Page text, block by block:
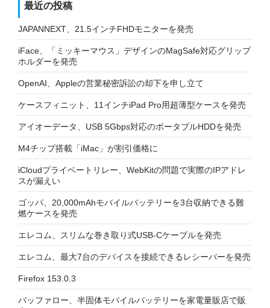
最近の投稿
JAPANNEXT、21.5インチFHDモニターを発売
iFace、「ミッキーマウス」デザインのMagSafe対応グリップ
ホルダーを発売
OpenAI、Appleの営業秘密訴訟の却下を申し立て
ケースフィニット、11インチiPad Pro用超薄型ケースを発売
アイオーデータ、USB 5Gbps対応のポータブルHDDを発売
M4チップ搭載「iMac」が割引価格に
iCloudプライベートリレー、WebKitの問題で実際のIPアドレ
スが漏えい
ゴッパ、20,000mAhモバイルバッテリーを3台収納できる難
燃ケースを発売
エレコム、スリムな巻き取り式USB-Cケーブルを発売
エレコム、最大7台のデバイスを接続できるレシーバーを発売
Firefox 153.0.3
バッファロー、半固体モバイルバッテリーを家電量販店で販